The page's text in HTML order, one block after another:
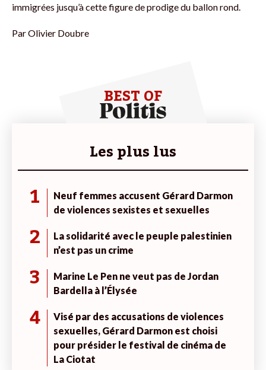
immigrées jusqu’à cette figure de prodige du ballon rond.
ParOlivier Doubre
BEST OF
Les plus lus
1
Neuf femmes accusent Gérard Darmon
de violences sexistes et sexuelles
2
La solidarité avec le peuple palestinien
n’est pas un crime
3
Marine Le Pen ne veut pas de Jordan
Bardella à l’Élysée
4
Visé par des accusations de violences
sexuelles, Gérard Darmon est choisi
pour présider le festival de cinéma de
La Ciotat